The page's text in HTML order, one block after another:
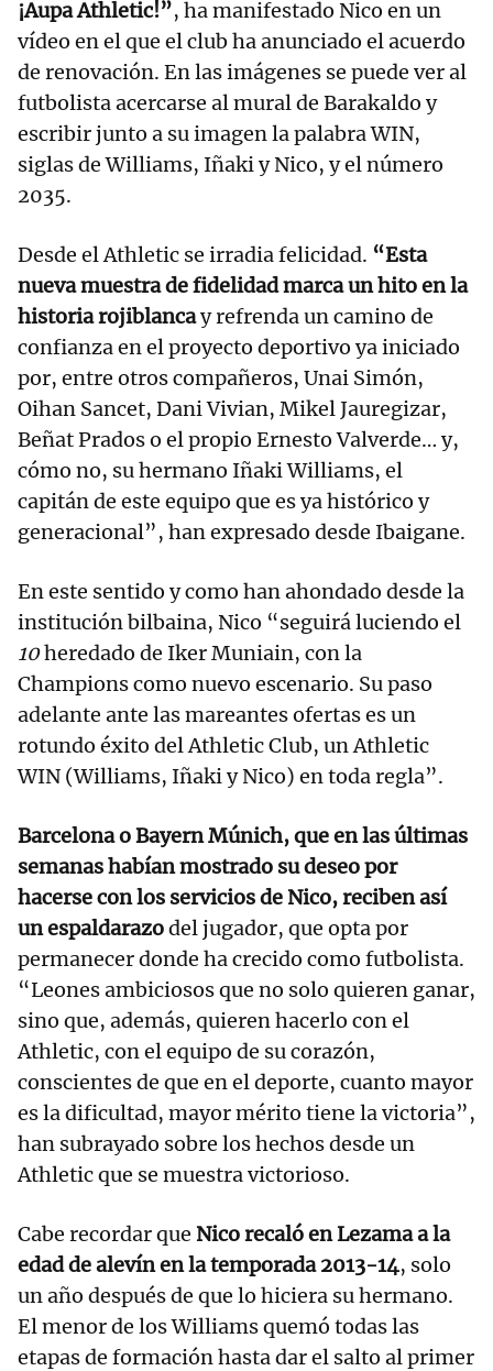
¡Aupa Athletic!”, ha manifestado Nico en un
vídeo en el que el club ha anunciado el acuerdo
de renovación. En las imágenes se puede ver al
futbolista acercarse al mural de Barakaldo y
escribir junto a su imagen la palabra WIN,
siglas de Williams, Iñaki y Nico, y el número
2035.
Desde el Athletic se irradia felicidad. “Esta
nueva muestra de fidelidad marca un hito en la
historia rojiblancay refrenda un camino de
confianza en el proyecto deportivo ya iniciado
por, entre otros compañeros, Unai Simón,
Oihan Sancet, Dani Vivian, Mikel Jauregizar,
Beñat Prados o el propio Ernesto Valverde… y,
cómo no, su hermano Iñaki Williams, el
capitán de este equipo que es ya histórico y
generacional”, han expresado desde Ibaigane.
En este sentido y como han ahondado desde la
institución bilbaina, Nico “seguirá luciendo el
10heredado de Iker Muniain, con la
Champions como nuevo escenario. Su paso
adelante ante las mareantes ofertas es un
rotundo éxito del Athletic Club, un Athletic
WIN (Williams, Iñaki y Nico) en toda regla”.
Barcelona o Bayern Múnich, que en las últimas
semanas habían mostrado su deseo por
hacerse con los servicios de Nico, reciben así
un espaldarazodel jugador, que opta por
permanecer donde ha crecido como futbolista.
“Leones ambiciosos que no solo quieren ganar,
sino que, además, quieren hacerlo con el
Athletic, con el equipo de su corazón,
conscientes de que en el deporte, cuanto mayor
es la dificultad, mayor mérito tiene la victoria”,
han subrayado sobre los hechos desde un
Athletic que se muestra victorioso.
Cabe recordar que Nico recaló en Lezama a la
edad de alevín en la temporada 2013-14, solo
un año después de que lo hiciera su hermano.
El menor de los Williams quemó todas las
etapas de formación hasta dar el salto al primer